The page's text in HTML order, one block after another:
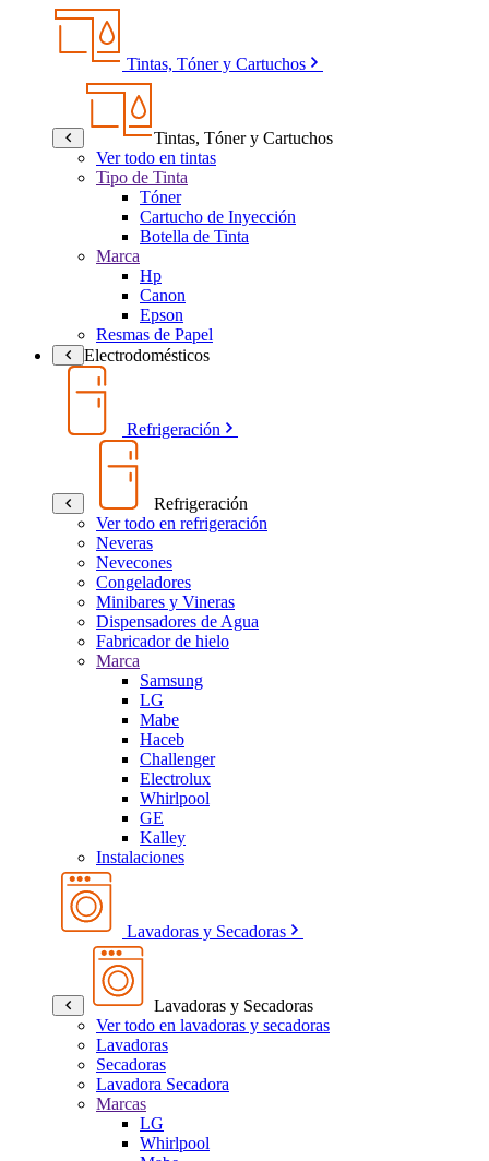
Tintas, Tóner y Cartuchos
Tintas, Tóner y Cartuchos
Ver todo en tintas
Tipo de Tinta
Tóner
Cartucho de Inyección
Botella de Tinta
Marca
Hp
Canon
Epson
Resmas de Papel
Electrodomésticos
Refrigeración
Refrigeración
Ver todo en refrigeración
Neveras
Nevecones
Congeladores
Minibares y Vineras
Dispensadores de Agua
Fabricador de hielo
Marca
Samsung
LG
Mabe
Haceb
Challenger
Electrolux
Whirlpool
GE
Kalley
Instalaciones
Lavadoras y Secadoras
Lavadoras y Secadoras
Ver todo en lavadoras y secadoras
Lavadoras
Secadoras
Lavadora Secadora
Marcas
LG
Whirlpool